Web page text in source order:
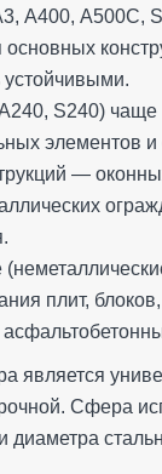
А400, А500С,
основных
устойчивыми.
S240)
элементов
—
плит,
является
Сфера
диаметра